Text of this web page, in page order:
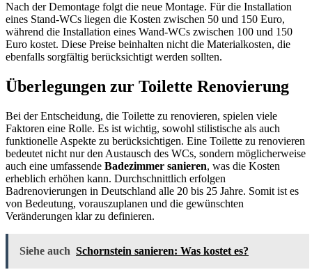
Nach der Demontage folgt die neue Montage. Für die Installation
eines Stand-WCs liegen die Kosten zwischen 50 und 150 Euro,
während die Installation eines Wand-WCs zwischen 100 und 150
Euro kostet. Diese Preise beinhalten nicht die Materialkosten, die
ebenfalls sorgfältig berücksichtigt werden sollten.
Überlegungen zur Toilette Renovierung
Bei der Entscheidung, die Toilette zu renovieren, spielen viele
Faktoren eine Rolle. Es ist wichtig, sowohl stilistische als auch
funktionelle Aspekte zu berücksichtigen. Eine Toilette zu renovieren
bedeutet nicht nur den Austausch des WCs, sondern möglicherweise
auch eine umfassende Badezimmer sanieren, was die Kosten
erheblich erhöhen kann. Durchschnittlich erfolgen
Badrenovierungen in Deutschland alle 20 bis 25 Jahre. Somit ist es
von Bedeutung, vorauszuplanen und die gewünschten
Veränderungen klar zu definieren.
Siehe auch Schornstein sanieren: Was kostet es?